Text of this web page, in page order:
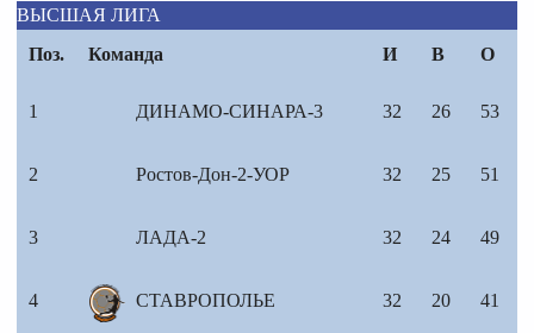
ВЫСШАЯ ЛИГА
Поз.
Команда И В О
1 ДИНАМО-СИНАРА-3 32 26 53
2 Ростов-Дон-2-УОР 32 25 51
3 ЛАДА-2 32 24 49
4 СТАВРОПОЛЬЕ 32 20 41